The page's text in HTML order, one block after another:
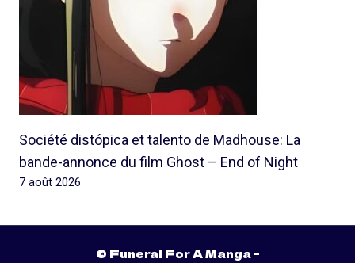
Société distópica et talento de Madhouse: La
bande-annonce du film Ghost – End of Night
7 août 2026
© Funeral For A Manga -